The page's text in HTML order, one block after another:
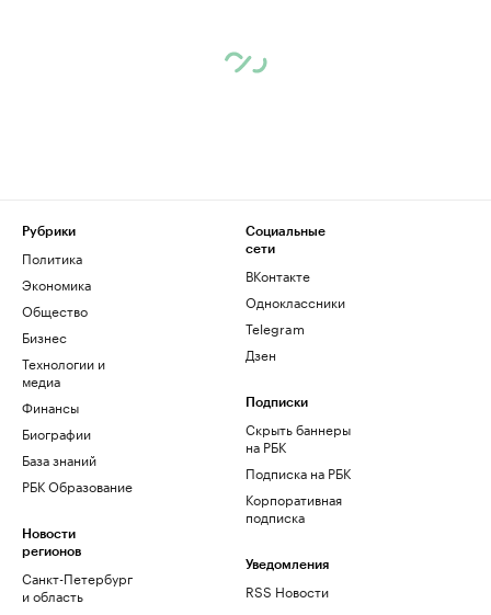
Рубрики
Политика
Экономика
Общество
Бизнес
Технологии и
медиа
Финансы
Биографии
База знаний
РБК Образование
Новости
регионов
Санкт-Петербург
и область
Социальные
сети
ВКонтакте
Одноклассники
Telegram
Дзен
Подписки
Скрыть баннеры
на РБК
Подписка на РБК
Корпоративная
подписка
Уведомления
RSS Новости